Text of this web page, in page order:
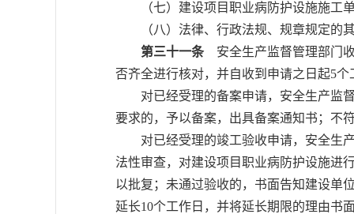
（七）建设项目职业病防护设施施工单
（八）法律、行政法规、规章规定的
第三十一条安全生产监督管理部门收
否齐全进行核对，并自收到申请之日起5
对已经受理的备案申请，安全生产监督
要求的，予以备案，出具备案通知书；不
对已经受理的竣工验收申请，安全生产
法性审查，对建设项目职业病防护设施进
以批复；未通过验收的，书面告知建设单
延长10个工作日，并将延长期限的理由书